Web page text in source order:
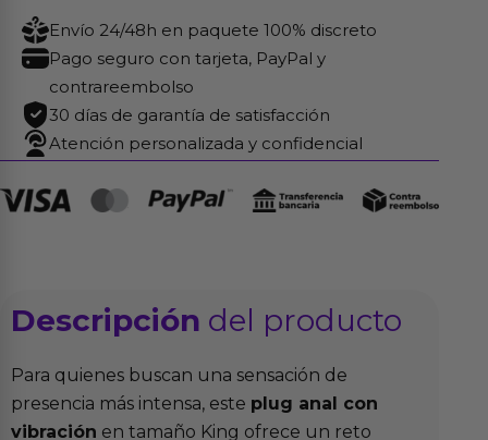
Envío 24/48h en paquete 100% discreto
Pago seguro con tarjeta, PayPal y
contrareembolso
30 días de garantía de satisfacción
Atención personalizada y confidencial
Descripción del producto
Para quienes buscan una sensación de
presencia más intensa, este plug anal con
vibración en tamaño King ofrece un reto